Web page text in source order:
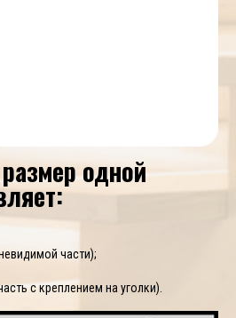
одной
части);
с креплением на уголки).